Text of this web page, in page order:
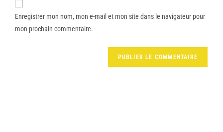
Enregistrer mon nom, mon e-mail et mon site dans le navigateur pour
mon prochain commentaire.